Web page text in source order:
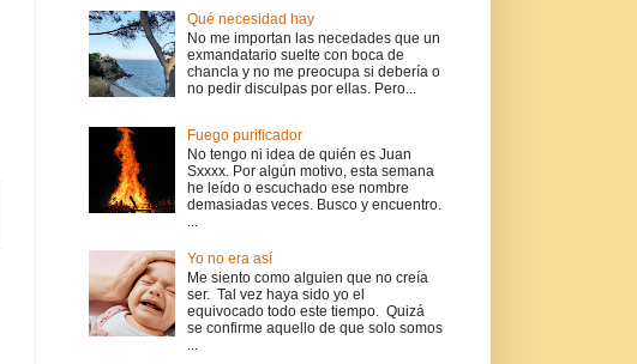
Qué necesidad hay
No me importan las necedades que un
exmandatario suelte con boca de
chancla y no me preocupa si debería o
no pedir disculpas por ellas. Pero...
Fuego purificador
No tengo ni idea de quién es Juan
Sxxxx. Por algún motivo, esta semana
he leído o escuchado ese nombre
demasiadas veces. Busco y encuentro.
...
Yo no era así
Me siento como alguien que no creía
ser. Tal vez haya sido yo el
equivocado todo este tiempo. Quizá
se confirme aquello de que solo somos
...